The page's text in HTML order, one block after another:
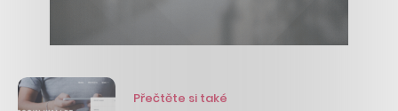
Přečtěte si také